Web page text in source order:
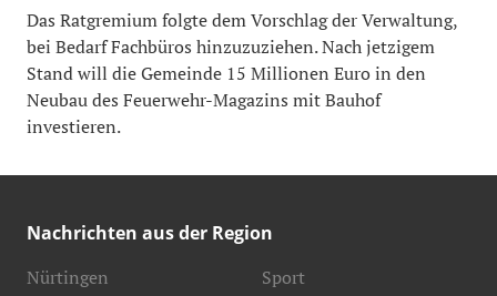
Das Ratgremium folgte dem Vorschlag der Verwaltung,
bei Bedarf Fachbüros hinzuzuziehen. Nach jetzigem
Stand will die Gemeinde 15 Millionen Euro in den
Neubau des Feuerwehr-Magazins mit Bauhof
investieren.
Nachrichten aus der Region
Nürtingen
Sport